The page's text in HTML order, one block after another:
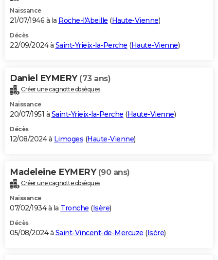
Naissance
21/07/1946 à la Roche-l'Abeille (Haute-Vienne)
Décès
22/09/2024 à Saint-Yrieix-la-Perche (Haute-Vienne)
Daniel EYMERY (73 ans)
Créer une cagnotte obsèques
Naissance
20/07/1951 à Saint-Yrieix-la-Perche (Haute-Vienne)
Décès
12/08/2024 à Limoges (Haute-Vienne)
Madeleine EYMERY (90 ans)
Créer une cagnotte obsèques
Naissance
07/02/1934 à la Tronche (Isère)
Décès
05/08/2024 à Saint-Vincent-de-Mercuze (Isère)